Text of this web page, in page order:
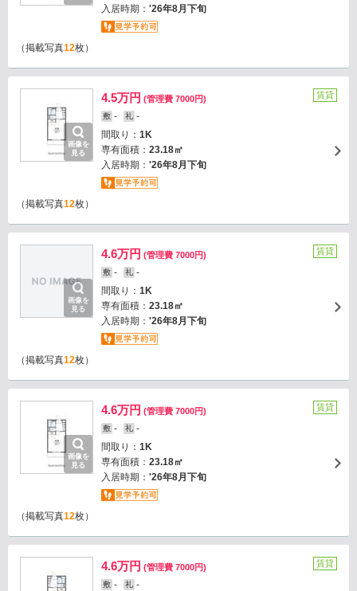
入居時期： '26年8月下旬
（掲載写真12枚）
画像を
見る
4.5万円 (管理費 7000円)
敷 - 礼 -
間取り： 1K
専有面積： 23.18㎡
入居時期： '26年8月下旬
賃貸
（掲載写真12枚）
画像を
見る
4.6万円 (管理費 7000円)
敷 - 礼 -
間取り： 1K
専有面積： 23.18㎡
入居時期： '26年8月下旬
賃貸
（掲載写真12枚）
画像を
見る
4.6万円 (管理費 7000円)
敷 - 礼 -
間取り： 1K
専有面積： 23.18㎡
入居時期： '26年8月下旬
賃貸
（掲載写真12枚）
4.6万円 (管理費 7000円)
敷 - 礼 -
賃貸